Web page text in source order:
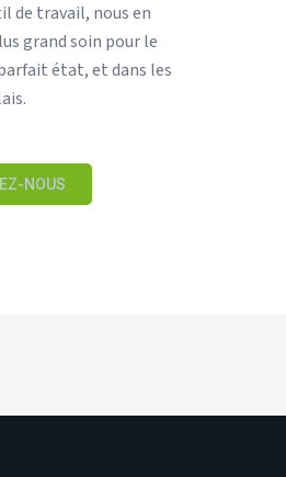
de travail, nous en
grand soin pour le
état, et dans les
NOUS